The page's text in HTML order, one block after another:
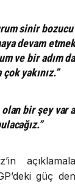
sinir
devam etmek
ve bir adım
yakınız.”
olan bir şey var
güç